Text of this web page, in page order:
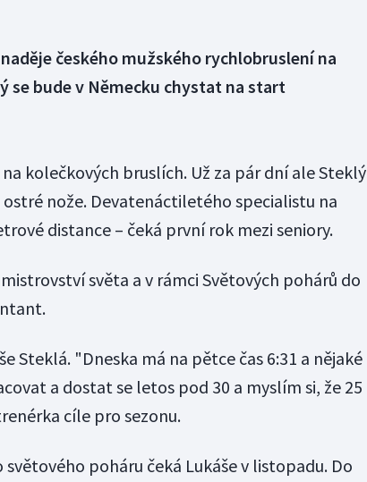
českého mužského rychlobruslení na
se bude v Německu chystat na start
kolečkových bruslích. Už za pár dní ale Steklý
nože. Devatenáctiletého specialistu na
distance – čeká první rok mezi seniory.
světa a v rámci Světových pohárů do
Steklá. "Dneska má na pětce čas 6:31 a nějaké
a dostat se letos pod 30 a myslím si, že 25
cíle pro sezonu.
poháru čeká Lukáše v listopadu. Do